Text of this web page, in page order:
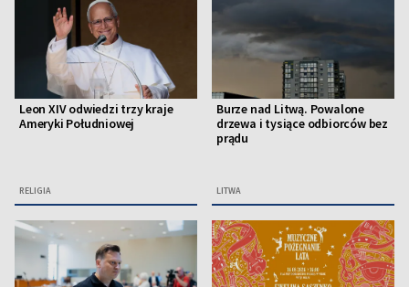
Leon XIV odwiedzi trzy kraje
Ameryki Południowej
RELIGIA
Burze nad Litwą. Powalone
drzewa i tysiące odbiorców bez
prądu
LITWA